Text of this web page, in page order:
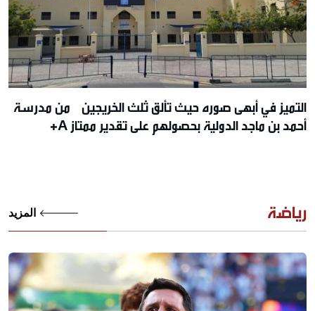
التميز في أبهى صوره حيث تألق ثلث الخريجين من مدرسة
أحمد بن ماجد الدولية بحصولهم على تقدير ممتاز A+
رياضة المزيد